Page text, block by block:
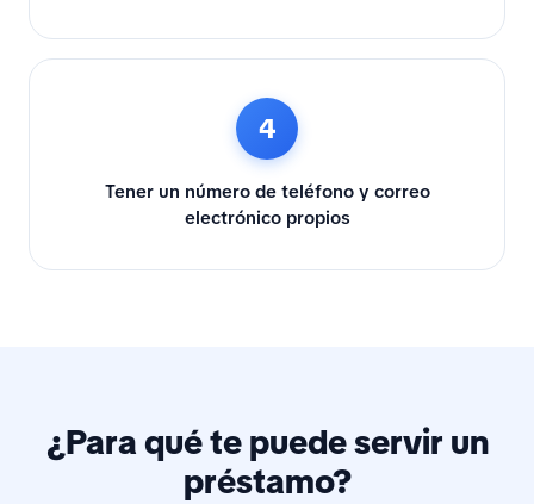
4
Tener un número de teléfono y correo
electrónico propios
¿Para qué te puede servir un
préstamo?